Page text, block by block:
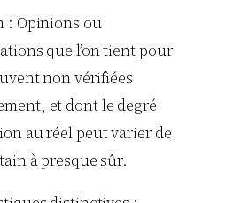
: Opinions ou
que l’on tient pour
non vérifiées
et dont le degré
au réel peut varier de
à presque sûr.